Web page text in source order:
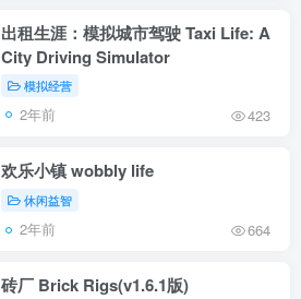
出租生涯：模拟城市驾驶 Taxi Life: A
City Driving Simulator
模拟经营
2年前 423
欢乐小镇 wobbly life
休闲益智
2年前 664
砖厂 Brick Rigs(v1.6.1版)